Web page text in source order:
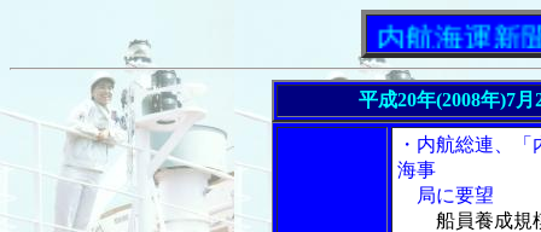
「内航海運新聞」ニ
平成20年(2008年)7
・内航総連、
海事
局に要望
船員養成規